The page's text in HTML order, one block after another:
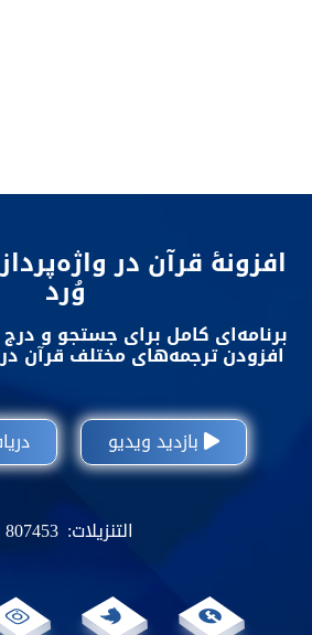
افزونۀ قرآن در
وُرد
برنامه‌ای کامل برای جستجو و
افزودن ترجمه‌های مختلف قرآن
التنزيلات: 807453